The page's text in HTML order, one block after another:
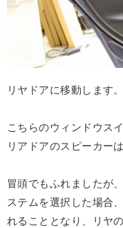
リヤドアに移動します。
こちらのウィンドウス
リアドアのスピーカー
冒頭でもふれましたが
ステムを選択した場合
れることとなり、リヤ